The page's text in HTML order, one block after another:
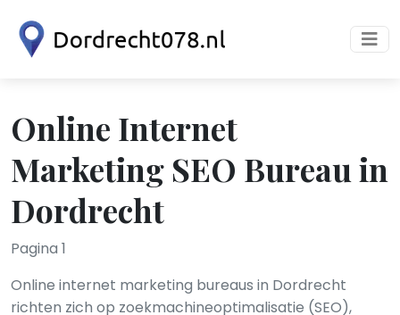
Online Internet
Marketing SEO Bureau in
Dordrecht
Pagina 1
Online internet marketing bureaus in Dordrecht
richten zich op zoekmachineoptimalisatie (SEO),